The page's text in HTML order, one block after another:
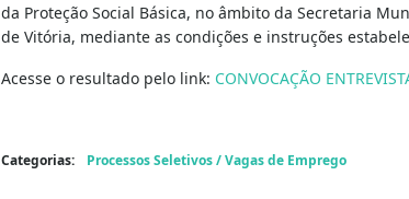
da Proteção Social Básica, no âmbito da Secretaria
de Vitória, mediante as condições e instruções
Acesse o resultado pelo link: CONVOCAÇÃO
Categorias: Processos Seletivos / Vagas de Emprego